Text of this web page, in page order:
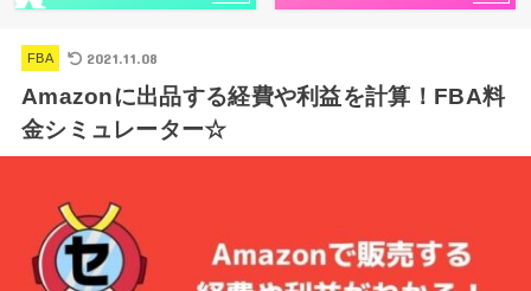
FBA 2021.11.08
Amazonに出品する経費や利益を計算！FBA料
金シミュレーター☆